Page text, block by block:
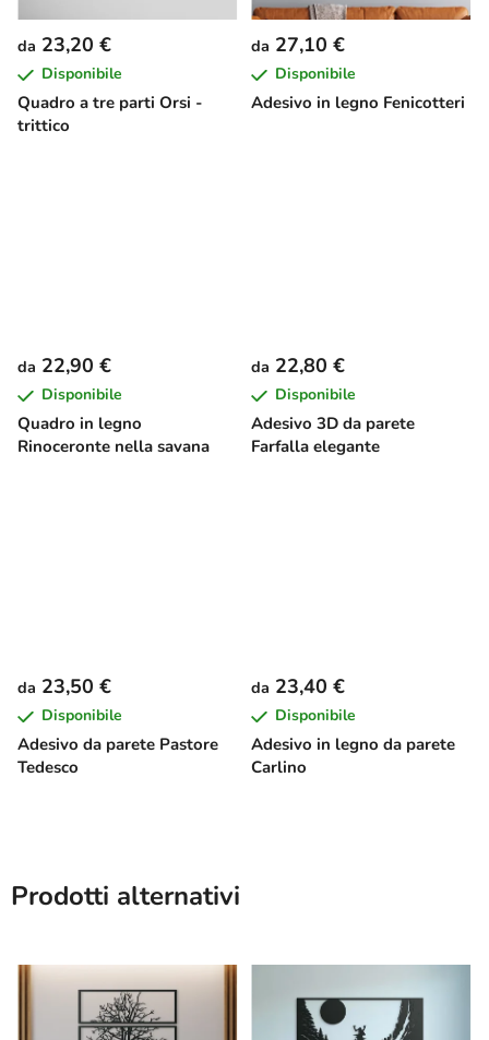
Quadro a tre parti Orsi -
trittico
da 23,20 €
Disponibile
Adesivo in legno Fenicotteri
da 27,10 €
Disponibile
Quadro in legno
Rinoceronte nella savana
da 22,90 €
Disponibile
Adesivo 3D da parete
Farfalla elegante
da 22,80 €
Disponibile
Adesivo da parete Pastore
Tedesco
da 23,50 €
Disponibile
Adesivo in legno da parete
Carlino
da 23,40 €
Disponibile
Prodotti alternativi